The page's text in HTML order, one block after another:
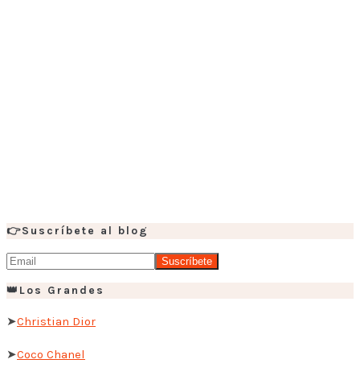
👉Suscríbete al blog
👑Los Grandes
➤Christian Dior
➤Coco Chanel